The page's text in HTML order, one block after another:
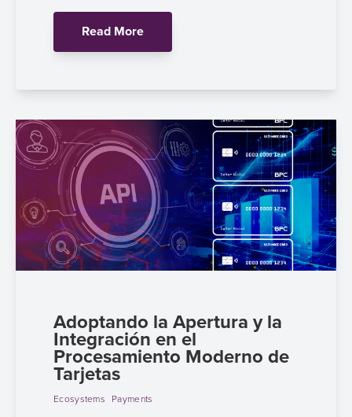
Read More
Adoptando la Apertura y la
Integración en el
Procesamiento Moderno de
Tarjetas
Ecosystems Payments